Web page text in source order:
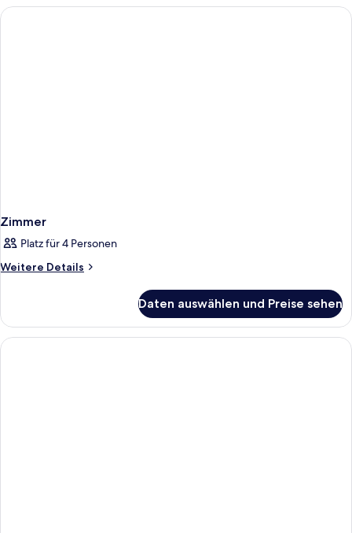
Zimmer
Platz für 4 Personen
Weitere Details
Weitere
Daten auswählen und Preise sehen